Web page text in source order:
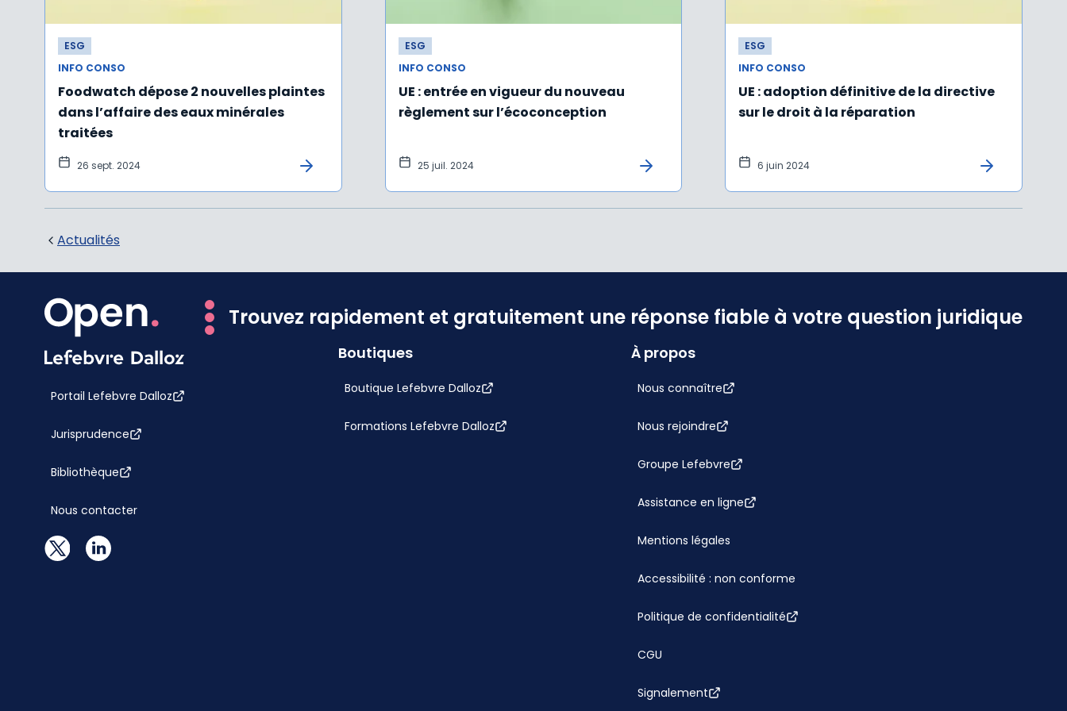
ESG
INFO CONSO
Foodwatch dépose 2 nouvelles plaintes
dans l’affaire des eaux minérales
traitées
26 sept. 2024
ESG
INFO CONSO
UE : entrée en vigueur du nouveau
règlement sur l’écoconception
25 juil. 2024
ESG
INFO CONSO
UE : adoption définitive de la directive
sur le droit à la réparation
6 juin 2024
Actualités
Trouvez rapidement et gratuitement une réponse fiable à votre question juridique
Portail Lefebvre Dalloz
Jurisprudence
Bibliothèque
Nous contacter
Boutiques
Boutique Lefebvre Dalloz
Formations Lefebvre Dalloz
À propos
Nous connaître
Nous rejoindre
Groupe Lefebvre
Assistance en ligne
Mentions légales
Accessibilité : non conforme
Politique de confidentialité
CGU
Signalement